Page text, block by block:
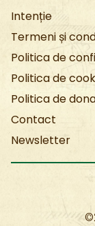
Intenție
Termeni și
Politica de
Politica de
Politica de
Contact
Newsletter